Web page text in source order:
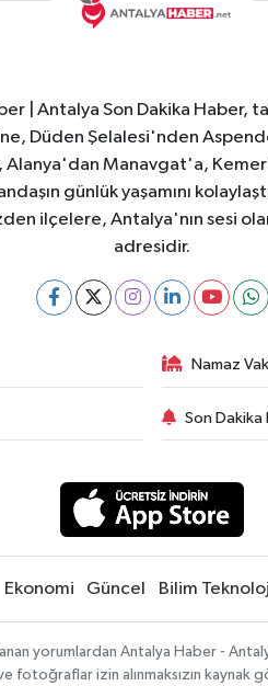
Antalya Son Dakika Haber,
Düden Şelalesi'nden
Alanya'dan Manavgat'a,
günlük yaşamını
ilçelere, Antalya'nın sesi
adresidir.
Namaz
Son
Ekonomi Güncel Bilim
yorumlardan Antalya Haber -
fotoğraflar izin alınmaksızın